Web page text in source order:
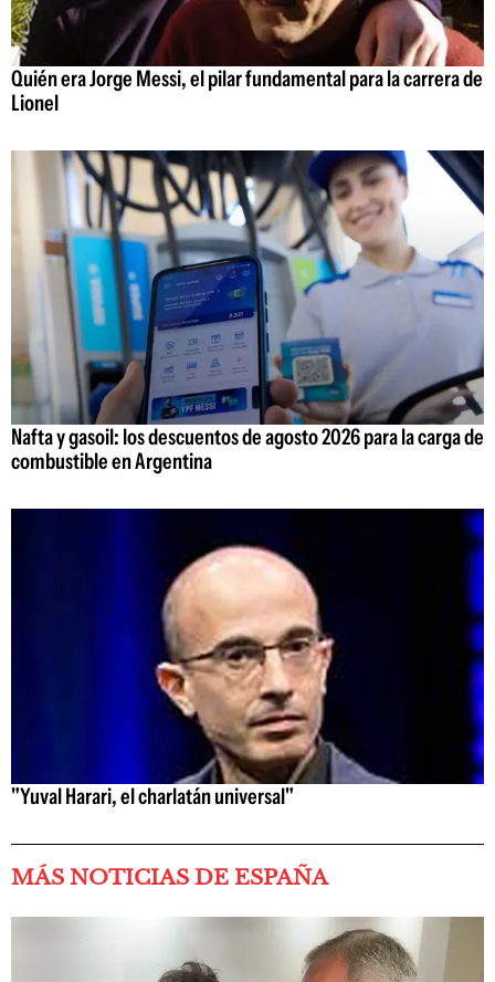
Quién era Jorge Messi, el pilar fundamental para la carrera de
Lionel
Nafta y gasoil: los descuentos de agosto 2026 para la carga de
combustible en Argentina
"Yuval Harari, el charlatán universal"
MÁS NOTICIAS DE ESPAÑA